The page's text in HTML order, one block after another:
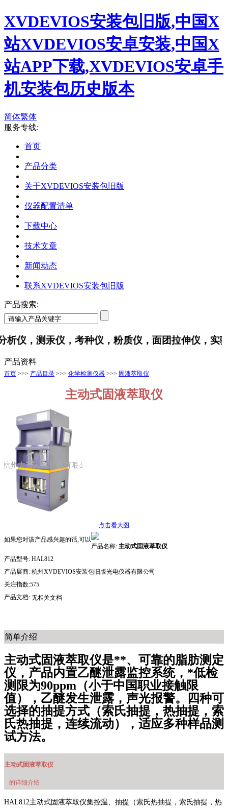
XVDEVIOS安装包旧版,中国X
站XVDEVIOS安卓安装,中国X
站APP下载,XVDEVIOS安卓手
机安装包历史版本
简体繁体
服务专线:
首页
产品分类
关于XVDEVIOS安装包旧版
仪器配置清单
下载中心
技术文章
新闻动态
联系XVDEVIOS安装包旧版
产品搜索:
，测汞仪，考种仪，粉质仪，面团拉伸仪，
产品资料
首页 >>> 产品目录 >>> 化学检测仪器 >>> 固液萃取仪
主动式固液萃取仪
点击看大图
如果您对该产品感兴趣的话,可以
产品名称: 主动式固液萃取仪
产品型号: HAL812
产品展商: 杭州XVDEVIOS安装包旧版光电仪器有限公司
关注指数:575
产品文档: 无相关文档
简单介绍
主动式固液萃取仪是**、可靠的脂肪测定
仪，产品内置乙醚泄露监控系统，*低检
测限为90ppm（小于中国职业接触限
值），乙醚发生泄露，声光报警。四种可
选择的抽提方式（索氏抽提，热抽提，索
氏热抽提，连续流动），适应多种样品测
试方法。
主动式固液萃取仪
的详细介绍
HAL812主动式固液萃取仪集控温、抽提（索氏热抽提， 索氏抽提，热